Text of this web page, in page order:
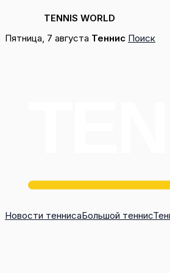
TENNIS WORLD
Перейти
Пятница, 7 августа Теннис Поиск
Новости теннисаБольшой теннис